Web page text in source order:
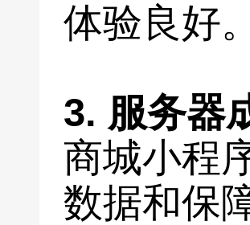
体验良好。
3. 服务器
商城小程
数据和保